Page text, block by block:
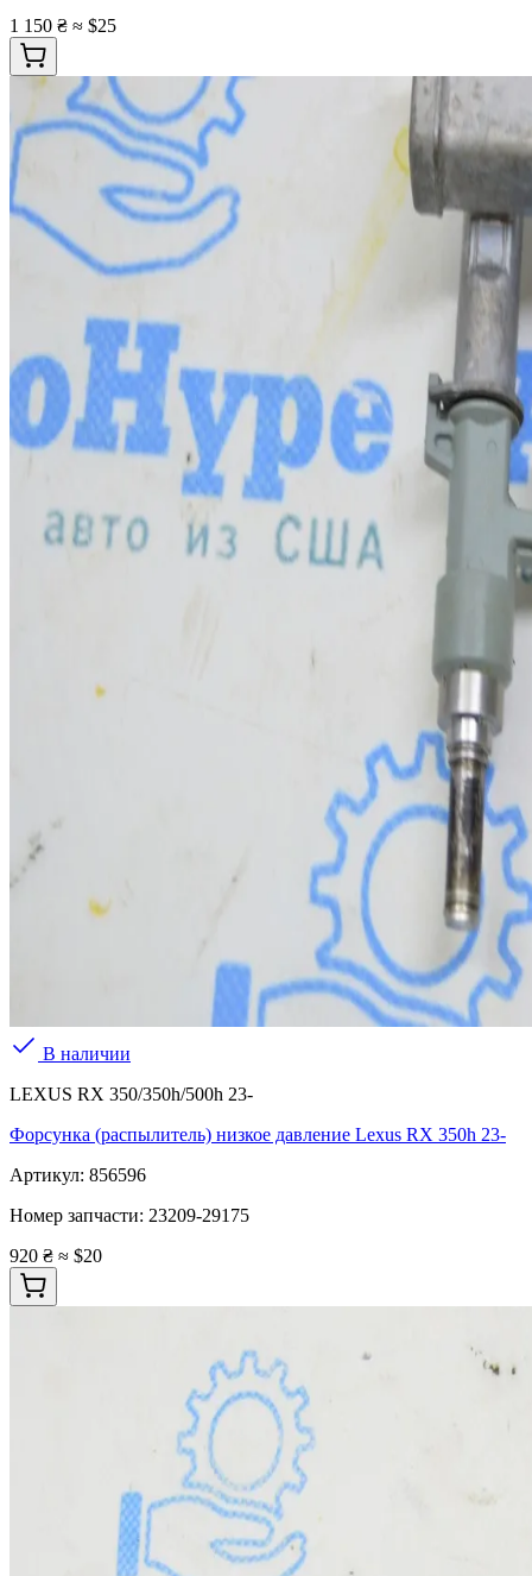
1 150 ₴ ≈ $25
В наличии
LEXUS RX 350/350h/500h 23-
Форсунка (распылитель) низкое давление Lexus RX 350h 23-
Артикул: 856596
Номер запчасти: 23209-29175
920 ₴ ≈ $20